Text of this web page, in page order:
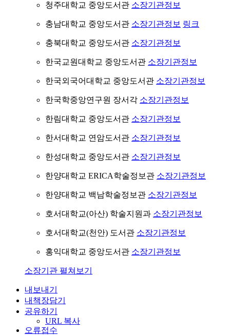
청주대학교 중앙도서관 소장기관정보
충남대학교 중앙도서관 소장기관정보 링크
충북대학교 중앙도서관 소장기관정보
한국교원대학교 중앙도서관 소장기관정보
한국외국어대학교 중앙도서관 소장기관정보
한국학중앙연구원 장서각 소장기관정보
한림대학교 중앙도서관 소장기관정보
한서대학교 연암도서관 소장기관정보
한성대학교 중앙도서관 소장기관정보
한양대학교 ERICA학술정보관 소장기관정보
한양대학교 백남학술정보관 소장기관정보
호서대학교(아산) 학술지원과 소장기관정보
호서대학교(천안) 도서관 소장기관정보
홍익대학교 중앙도서관 소장기관정보
소장기관 펼쳐보기
내보내기
내책장담기
공유하기
URL 복사
오류접수